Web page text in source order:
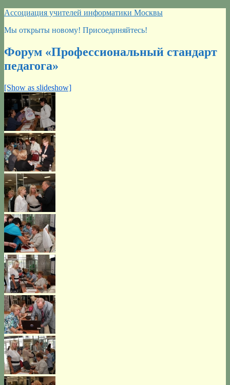
Перейти
содержимому
Ассоциация учителей информатики Москвы
Мы открыты новому! Присоединяйтесь!
Форум «Профессиональный стандарт
педагога»
[Show as slideshow]